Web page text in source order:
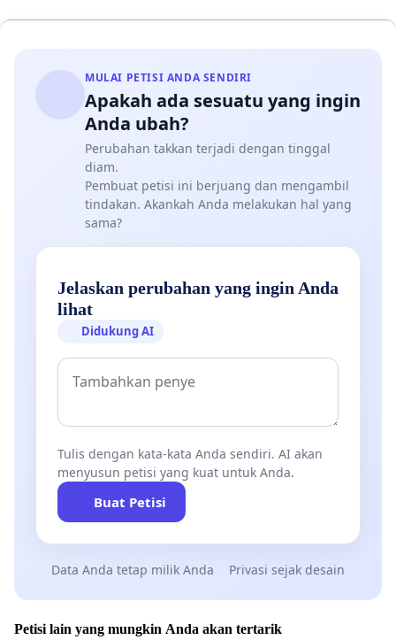
MULAI PETISI ANDA SENDIRI
Apakah ada sesuatu yang ingin
Anda ubah?
Perubahan takkan terjadi dengan tinggal
diam.
Pembuat petisi ini berjuang dan mengambil
tindakan. Akankah Anda melakukan hal yang
sama?
Jelaskan perubahan yang ingin Anda
lihat
Didukung AI
Tulis dengan kata-kata Anda sendiri. AI akan
menyusun petisi yang kuat untuk Anda.
Buat Petisi
Data Anda tetap milik Anda Privasi sejak desain
Petisi lain yang mungkin Anda akan tertarik